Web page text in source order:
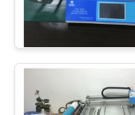
MẬT
Dây
PCB